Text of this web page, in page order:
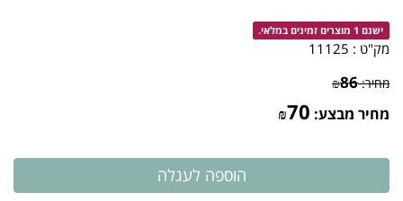
ישנם 1 מוצרים זמינים במלאי.
מק"ט : 11125
מחיר: ₪86
מחיר מבצע: ₪70